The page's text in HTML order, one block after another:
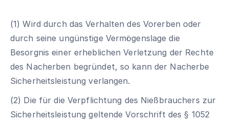
(1) Wird durch das Verhalten des Vorerben oder
durch seine ungünstige Vermögenslage die
Besorgnis einer erheblichen Verletzung der Rechte
des Nacherben begründet, so kann der Nacherbe
Sicherheitsleistung verlangen.
(2) Die für die Verpflichtung des Nießbrauchers zur
Sicherheitsleistung geltende Vorschrift des § 1052